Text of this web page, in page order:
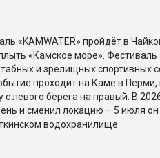
«KAMWATER» пройдёт в
«Камское море». Фестиваль
и зрелищных спортивных
проходит на Каме в Перми,
левого берега на правый. В
и сменил локацию – 5 июля он
водохранилище.